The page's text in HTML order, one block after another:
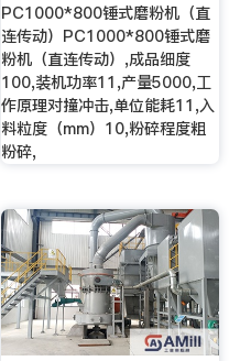
PC1000*800锤式磨粉机（直
连传动）PC1000*800锤式磨
粉机（直连传动）,成品细度
100,装机功率11,产量5000,工
作原理对撞冲击,单位能耗11,入
料粒度（mm）10,粉碎程度粗
粉碎,